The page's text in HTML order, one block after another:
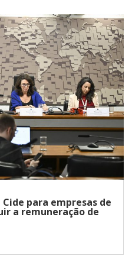
para empresas de
a remuneração de